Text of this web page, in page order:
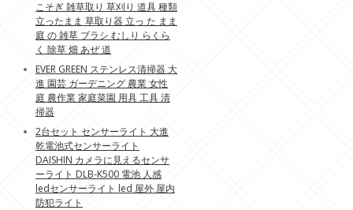
こそぎ 雑草取り 草刈り 道具 種類
立ったまま 草取り器 立っ た まま
庭 の 雑草 ブラシ むしり らくら
く 除草 畑 あぜ 道
EVER GREEN ステンレス清掃器 大
進 園芸 ガーデニング 農業 女性
庭 農作業 家庭菜園 用具 工具 清
掃器
2台セット センサーライト 大進
乾電池式センサーライト
DAISHIN カメラに見えるセンサ
ーライト DLB-K500 電池 人感
ledセンサーライト led 屋外 屋内
防犯ライト